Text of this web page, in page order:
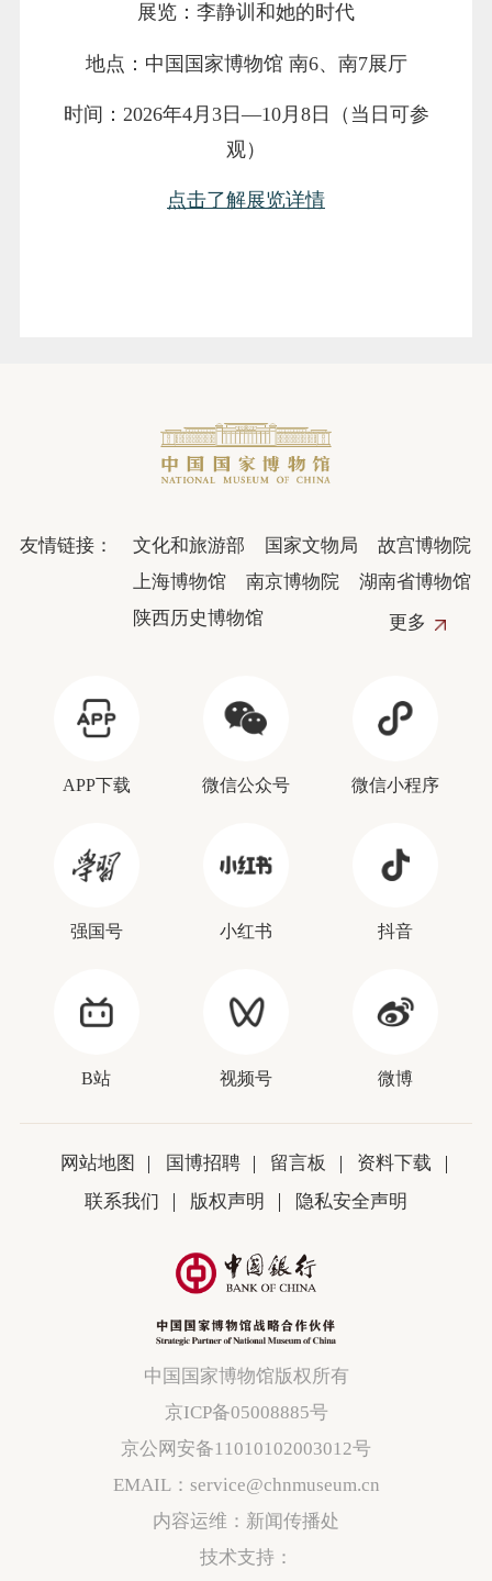
展览：李静训和她的时代
地点：中国国家博物馆 南6、南7展厅
时间：2026年4月3日—10月8日（当日可参
观）
点击了解展览详情
友情链接： 文化和旅游部 国家文物局
故宫博物院
上海博物馆
南京博物院
湖南省博物馆
陕西历史博物馆
更多
APP下载 微信公众号 微信小程序
强国号 小红书 抖音
B站 视频号 微博
网站地图 国博招聘 留言板
资料下载
联系我们
版权声明 隐私安全声明
中国国家博物馆版权所有
京ICP备05008885号
京公网安备11010102003012号
EMAIL：service@chnmuseum.cn
内容运维：新闻传播处
技术支持：